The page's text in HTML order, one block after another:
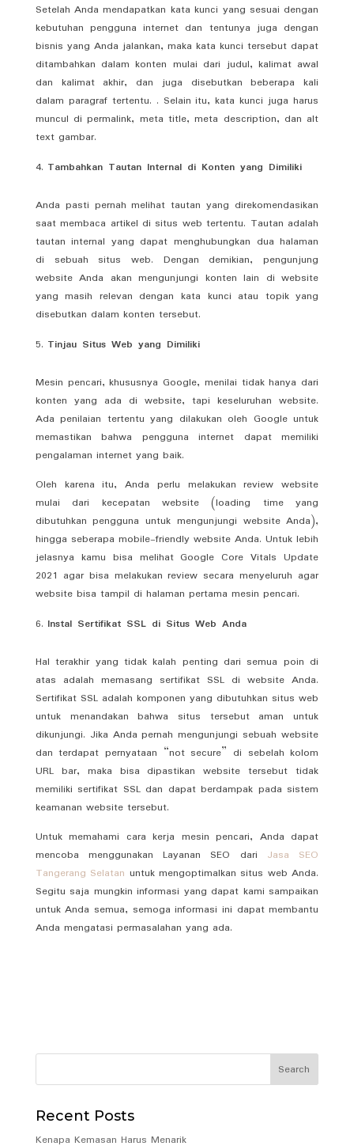
Setelah Anda mendapatkan kata kunci yang sesuai dengan
kebutuhan pengguna internet dan tentunya juga dengan
bisnis yang Anda jalankan, maka kata kunci tersebut dapat
ditambahkan dalam konten mulai dari judul, kalimat awal
dan kalimat akhir, dan juga disebutkan beberapa kali
dalam paragraf tertentu. . Selain itu, kata kunci juga harus
muncul di permalink, meta title, meta description, dan alt
text gambar.
Tambahkan Tautan Internal di Konten yang Dimiliki
Anda pasti pernah melihat tautan yang direkomendasikan
saat membaca artikel di situs web tertentu. Tautan adalah
tautan internal yang dapat menghubungkan dua halaman
di sebuah situs web. Dengan demikian, pengunjung
website Anda akan mengunjungi konten lain di website
yang masih relevan dengan kata kunci atau topik yang
disebutkan dalam konten tersebut.
Tinjau Situs Web yang Dimiliki
Mesin pencari, khususnya Google, menilai tidak hanya dari
konten yang ada di website, tapi keseluruhan website.
Ada penilaian tertentu yang dilakukan oleh Google untuk
memastikan bahwa pengguna internet dapat memiliki
pengalaman internet yang baik.
Oleh karena itu, Anda perlu melakukan review website
mulai dari kecepatan website (loading time yang
dibutuhkan pengguna untuk mengunjungi website Anda),
hingga seberapa mobile-friendly website Anda. Untuk lebih
jelasnya kamu bisa melihat Google Core Vitals Update
2021 agar bisa melakukan review secara menyeluruh agar
website bisa tampil di halaman pertama mesin pencari.
Instal Sertifikat SSL di Situs Web Anda
Hal terakhir yang tidak kalah penting dari semua poin di
atas adalah memasang sertifikat SSL di website Anda.
Sertifikat SSL adalah komponen yang dibutuhkan situs web
untuk menandakan bahwa situs tersebut aman untuk
dikunjungi. Jika Anda pernah mengunjungi sebuah website
dan terdapat pernyataan “not secure” di sebelah kolom
URL bar, maka bisa dipastikan website tersebut tidak
memiliki sertifikat SSL dan dapat berdampak pada sistem
keamanan website tersebut.
Untuk memahami cara kerja mesin pencari, Anda dapat
mencoba menggunakan Layanan SEO dari Jasa SEO
Tangerang Selatan untuk mengoptimalkan situs web Anda.
Segitu saja mungkin informasi yang dapat kami sampaikan
untuk Anda semua, semoga informasi ini dapat membantu
Anda mengatasi permasalahan yang ada.
Recent Posts
Kenapa Kemasan Harus Menarik